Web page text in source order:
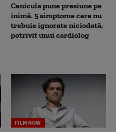
Canicula pune presiune pe
inimă. 5 simptome care nu
trebuie ignorate niciodată,
potrivit unui cardiolog
FILM NOW